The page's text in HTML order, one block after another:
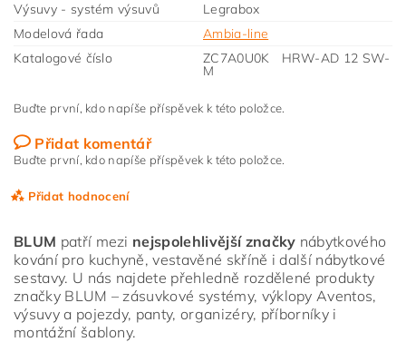
Výsuvy - systém výsuvů
Legrabox
Modelová řada
Ambia-line
Katalogové číslo
ZC7A0U0K HRW-AD 12 SW-
M
Buďte první, kdo napíše příspěvek k této položce.
Přidat komentář
Buďte první, kdo napíše příspěvek k této položce.
Přidat hodnocení
BLUM patří mezi nejspolehlivější značky nábytkového
kování pro kuchyně, vestavěné skříně i další nábytkové
sestavy. U nás najdete přehledně rozdělené produkty
značky BLUM – zásuvkové systémy, výklopy Aventos,
výsuvy a pojezdy, panty, organizéry, příborníky i
montážní šablony.